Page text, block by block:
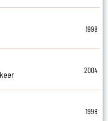
1998
2004
1998